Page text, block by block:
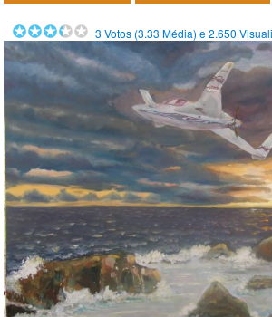
3 Votos (3.33 Média) e2.650